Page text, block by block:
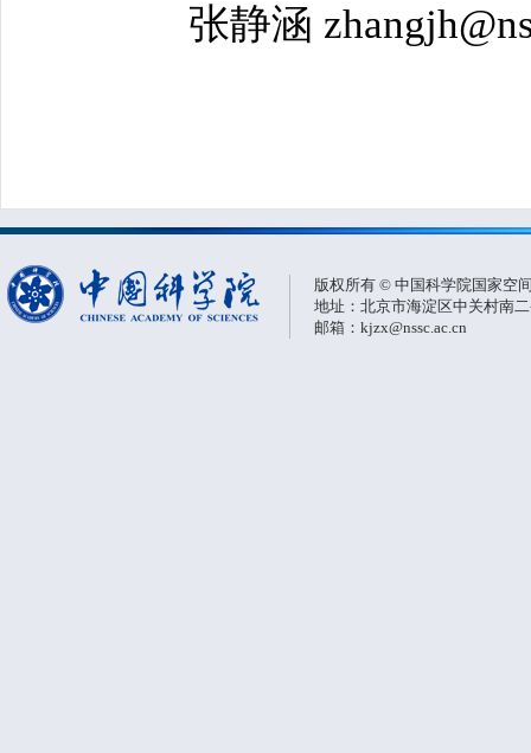
张静涵
版权所有 © 中国科学院国家空
地址：北京市海淀区中关村南
邮箱：kjzx@nssc.ac.cn